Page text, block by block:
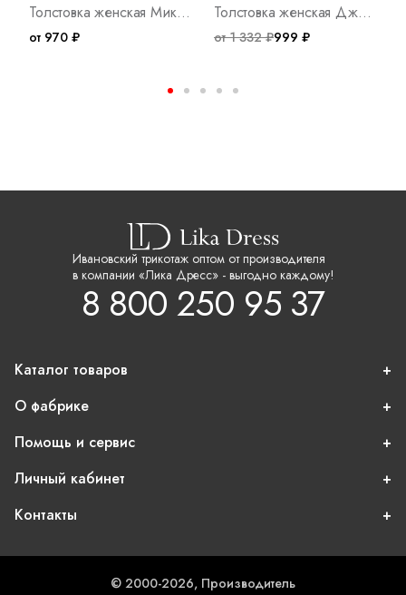
Толстовка женская Микс Г Арт. 9668
от 970 ₽
Толстовка женская Джой Х Арт. 9907
от 1 332 ₽999 ₽
Ивановский трикотаж оптом от производителя
в компании «Лика Дресс» - выгодно каждому!
8 800 250 95 37
Каталог товаров
О фабрике
Помощь и сервис
Личный кабинет
Контакты
© 2000-2026, Производитель